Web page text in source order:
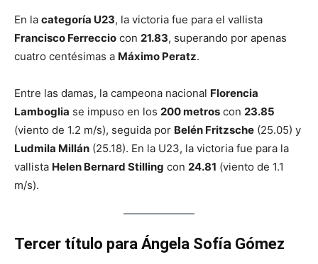
En la categoría U23, la victoria fue para el vallista
Francisco Ferreccio con 21.83, superando por apenas
cuatro centésimas a Máximo Peratz.
Entre las damas, la campeona nacional Florencia
Lamboglia se impuso en los 200 metros con 23.85
(viento de 1.2 m/s), seguida por Belén Fritzsche (25.05) y
Ludmila Millán (25.18). En la U23, la victoria fue para la
vallista Helen Bernard Stilling con 24.81 (viento de 1.1
m/s).
Tercer título para Ángela Sofía Gómez